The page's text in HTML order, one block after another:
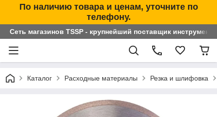
По наличию товара и ценам, уточните по
телефону.
Сеть магазинов TSSP - крупнейший поставщик
Каталог Расходные материалы Резка и шлифовка